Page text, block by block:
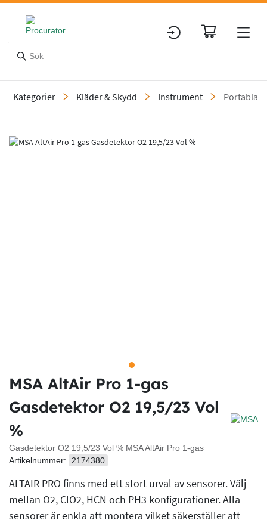
Kategorier Kläder & Skydd Instrument Portabla
Slide 1 of 1
MSA AltAir Pro 1-gas
Gasdetektor O2 19,5/23 Vol
%
Gasdetektor O2 19,5/23 Vol % MSA AltAir Pro 1-gas
Artikelnummer:
2174380
ALTAIR PRO finns med ett stort urval av sensorer. Välj
mellan O2, ClO2, HCN och PH3 konfigurationer. Alla
sensorer är enkla att montera vilket säkerställer att